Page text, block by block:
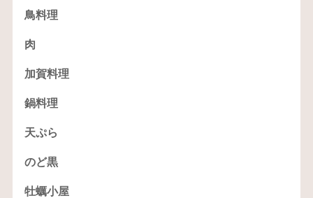
鳥料理
肉
加賀料理
鍋料理
天ぷら
のど黒
牡蠣小屋